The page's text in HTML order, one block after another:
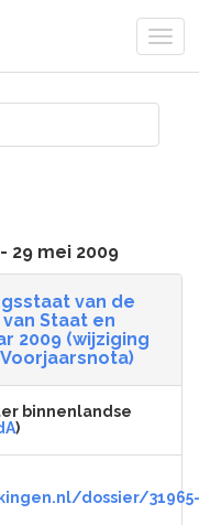
29 mei 2009
van de
Staat en
2009 (wijziging
binnenlandse
)
dossier/31965-